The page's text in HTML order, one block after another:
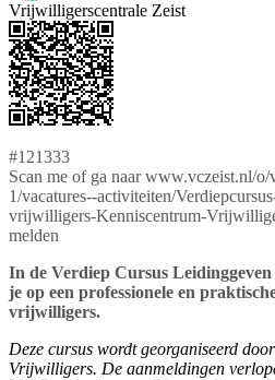
Vrijwilligerscentrale Zeist
#121333
Scan me of ga naar www.vczeist.nl/
1/vacatures--activiteiten/
vrijwilligers-Kenniscentrum-
melden
In de Verdiep Cursus
je op een professionele en
vrijwilligers.
Deze cursus wordt georganiseerd
Vrijwilligers. De aanmeldingen